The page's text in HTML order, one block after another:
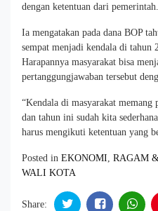
dengan ketentuan dari pemerintah.
Ia mengatakan pada dana BOP
sempat menjadi kendala di tahun
Harapannya masyarakat bisa
pertanggungjawaban tersebut
“Kendala di masyarakat memang
dan tahun ini sudah kita
harus mengikuti ketentuan yang
Posted in EKONOMI RAGAM
WALI KOTA
Share: